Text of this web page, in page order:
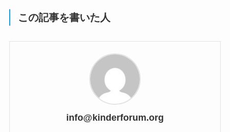
この記事を書いた人
info@kinderforum.org